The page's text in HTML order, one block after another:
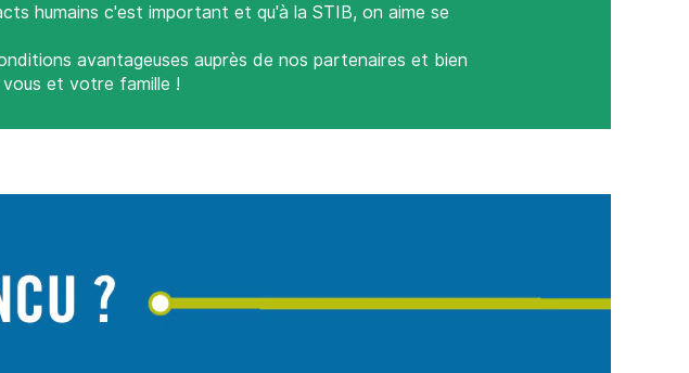
humains c'est important et qu'à la STIB, on aime se
avantageuses auprès de nos partenaires et bien
et votre famille !